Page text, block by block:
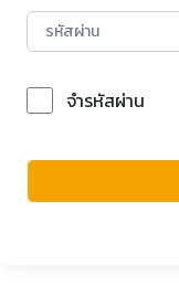
จำรหัสผ่าน